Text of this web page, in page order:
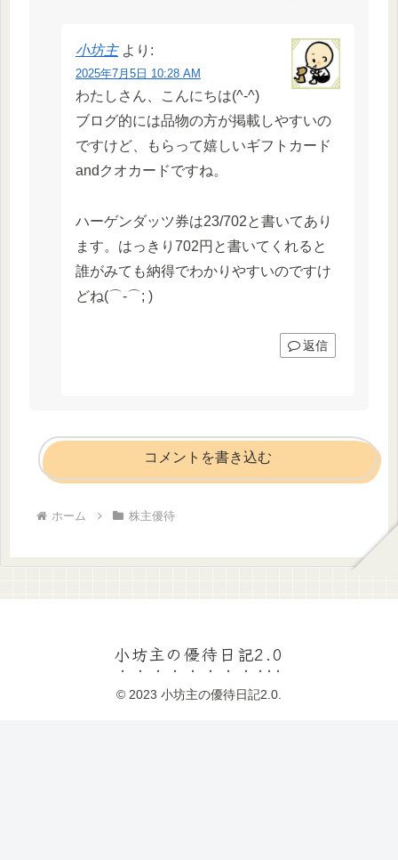
小坊主 より:
2025年7月5日 10:28 AM
わたしさん、こんにちは(^-^)
ブログ的には品物の方が掲載しやすいの
ですけど、もらって嬉しいギフトカード
andクオカードですね。
ハーゲンダッツ券は23/702と書いてあり
ます。はっきり702円と書いてくれると
誰がみても納得でわかりやすいのですけ
どね(⌒-⌒; )
返信
コメントを書き込む
ホーム 株主優待
小坊主の優待日記2.0
© 2023 小坊主の優待日記2.0.